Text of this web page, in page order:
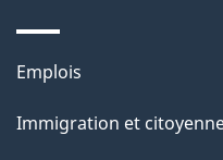
l
a
Thèmes
sujets
Emplois
Immigration et